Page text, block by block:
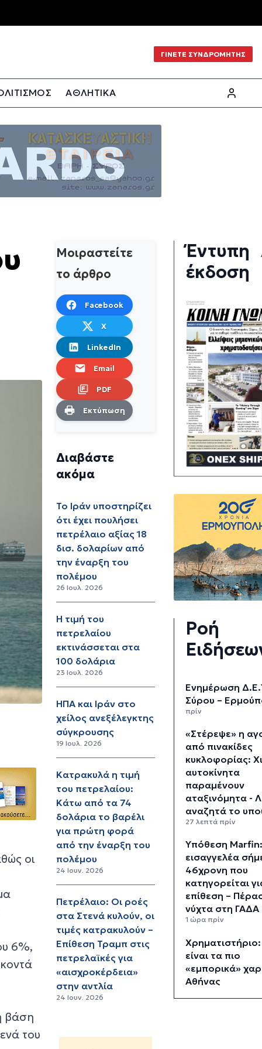
ΓΙΝΕΤΕ ΣΥΝΔΡΟΜΗΤΗΣ
ΑΘΛΗΤΙΚΑ
οι
6%,
βάση
του
Μοιραστείτε
το άρθρο
Facebook
X
LinkedIn
Email
PDF
Εκτύπωση
Διαβάστε
ακόμα
Το Ιράν υποστηρίζει
ότι έχει πουλήσει
πετρέλαιο αξίας 18
δισ. δολαρίων από
την έναρξη του
πολέμου
26 Ιουλ. 2026
Η τιμή του
πετρελαίου
εκτινάσσεται στα
100 δολάρια
23 Ιουλ. 2026
ΗΠΑ και Ιράν στο
χείλος ανεξέλεγκτης
σύγκρουσης
19 Ιουλ. 2026
Κατρακυλά η τιμή
του πετρελαίου:
Κάτω από τα 74
δολάρια το βαρέλι
για πρώτη φορά
από την έναρξη του
πολέμου
24 Ιουν. 2026
Πετρέλαιο: Οι ροές
στα Στενά κυλούν, οι
τιμές κατρακυλούν –
Επίθεση Τραμπ στις
πετρελαϊκές για
«αισχροκέρδεια»
στην αντλία
24 Ιουν. 2026
Έντυπη
έκδοση
Ροή
Ενημέρωση
Σύρου –
πρίν
«Στέρεψε» η
από πινακίδες
κυκλοφορίας:
αυτοκίνητα
παραμένουν
αταξινόμητα -
αναζητά το
27 λεπτά πρίν
Υπόθεση
εισαγγελέα
46χρονη που
κατηγορείται
επίθεση –
νύχτα στη ΓΑΔΑ
1 ώρα πρίν
είναι τα πιο
«εμπορικά»
Αθήνας